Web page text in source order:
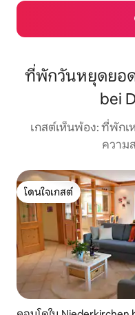
ที่พักวันหยุดยอ
bei
เกสต์เห็นพ้อง: ที่พัก
ความ
โดนใจเกสต์
โดนใจเกสต์